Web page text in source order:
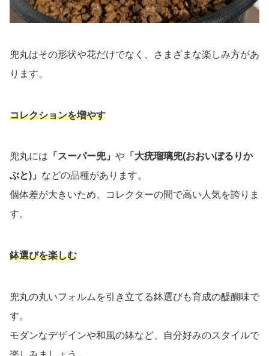
兜丸はその形状や花だけでなく、さまざまな楽しみ方があ
ります。
コレクションを増やす
兜丸には 「スーパー兜」 や 「大疣瑠璃兜(おおいぼるりか
ぶと)」 などの品種があります。
個体差が大きいため、コレクターの間で高い人気を誇りま
す。
鉢選びを楽しむ
兜丸の丸いフォルムを引き立てる鉢選びも育成の醍醐味で
す。
モダンなデザインや和風の鉢など、自分好みのスタイルで